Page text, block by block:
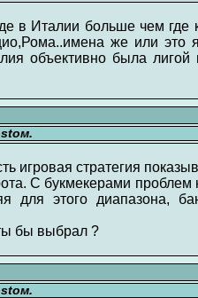
в Италии больше чем где
же или это
объективно была
игровая стратегия
С букмекерами проблем
для этого диапазона,
бы выбрал ?